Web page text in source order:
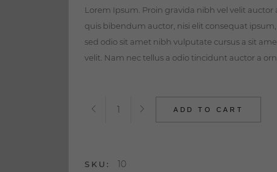
Lorem Ipsum. Proin gravida nibh vel velit
quis bibendum auctor, nisi elit consequat
sed odio sit amet nibh vulputate cursus a sit
velit. Nam nec tellus a odio tincidunt auctor a
Field
ADD TO CART
SKU: 10